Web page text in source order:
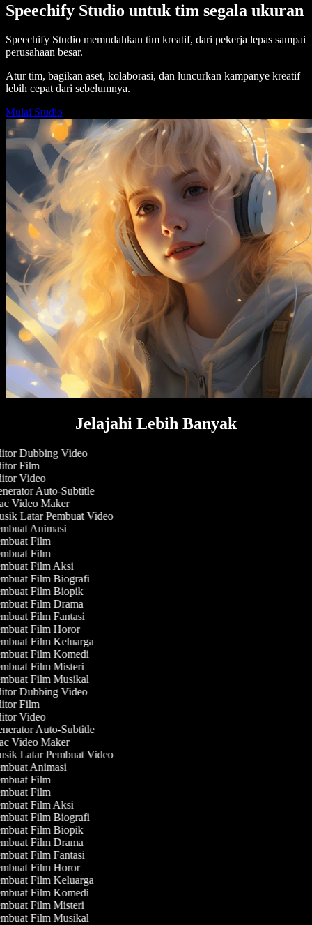
Speechify Studio untuk tim segala ukuran
Speechify Studio memudahkan tim kreatif, dari pekerja lepas sampai
perusahaan besar.
Atur tim, bagikan aset, kolaborasi, dan luncurkan kampanye kreatif
lebih cepat dari sebelumnya.
Mulai Studio
Jelajahi Lebih Banyak
Dubbing Video
Film
Video
Auto-Subtitle
Video Maker
Latar Pembuat Video
Animasi
Film
Film
Film Aksi
Film Biografi
Film Biopik
Film Drama
Film Fantasi
Film Horor
Film Keluarga
Film Komedi
Film Misteri
Film Musikal
Dubbing Video
Film
Video
Auto-Subtitle
Video Maker
Latar Pembuat Video
Animasi
Film
Film
Film Aksi
Film Biografi
Film Biopik
Film Drama
Film Fantasi
Film Horor
Film Keluarga
Film Komedi
Film Misteri
Film Musikal